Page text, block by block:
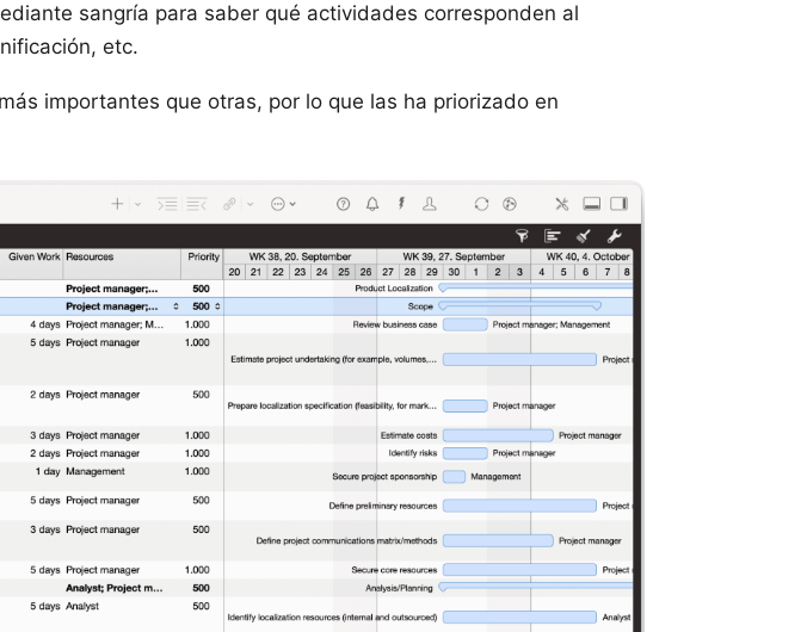
sangría para saber qué actividades corresponden al
etc.
importantes que otras, por lo que las ha priorizado en